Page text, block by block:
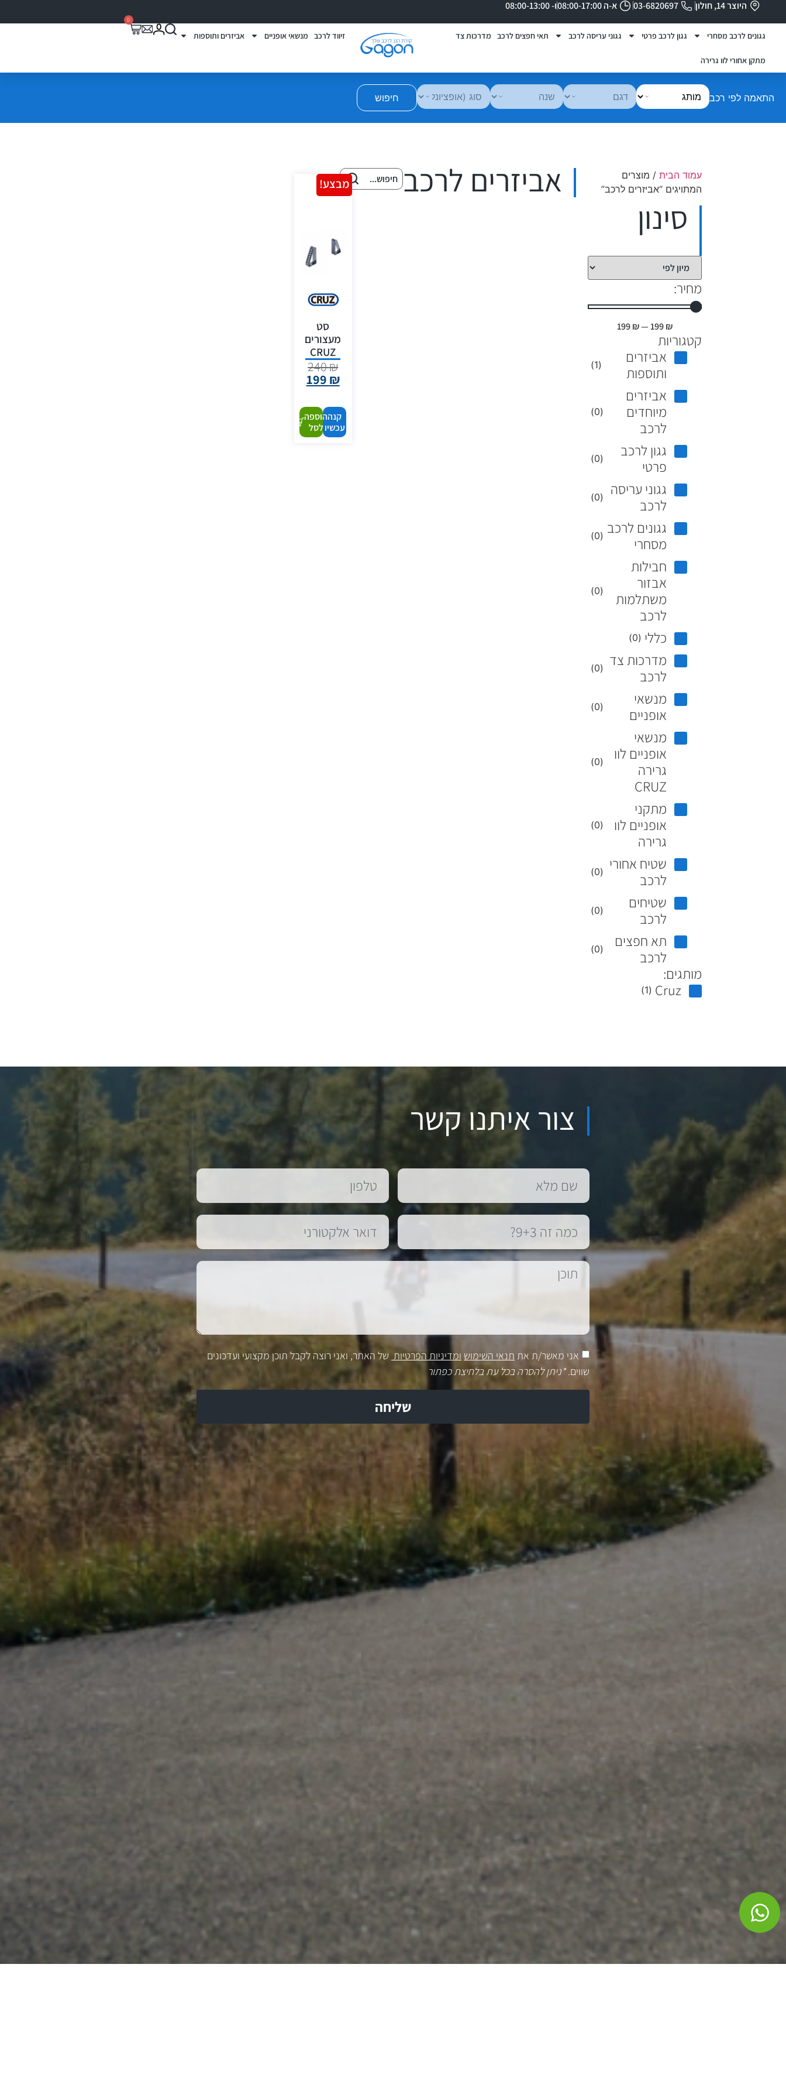
היוצר 14, חולון 03-6820697 א-ה 08:00-17:00 ו- 08:00-13:00
גגונים לרכב מסחרי גגון לרכב פרטי גגוני עריסה לרכב תאי חפצים לרכב מדרכות צד
מתקן אחורי לוו גרירה
זיווד לרכב מנשאי אופניים אביזרים ותוספות
0
התאמה לפי רכב חיפוש
עמוד הבית / מוצרים
המתויגים “אביזרים לרכב”
סינון
מחיר:
₪
199
—
₪
199
קטגוריות
אביזרים
ותוספות
(
1
)
אביזרים
מיוחדים
לרכב
(
0
)
גגון לרכב
פרטי
(
0
)
גגוני עריסה
לרכב
(
0
)
גגונים לרכב
מסחרי
(
0
)
חבילות
אבזור
משתלמות
לרכב
(
0
)
כללי (
0
)
מדרכות צד
לרכב
(
0
)
מנשאי
אופניים
(
0
)
מנשאי
אופניים לוו
גרירה
CRUZ
(
0
)
מתקני
אופניים לוו
גרירה
(
0
)
שטיח אחורי
לרכב
(
0
)
שטיחים
לרכב
(
0
)
תא חפצים
לרכב
(
0
)
מותגים:
Cruz
(
1
)
אביזרים לרכב
סט
מעצורים
CRUZ
240₪
199 ₪
קנה
עכשיו
הוספה
לסל
מבצע!
צור איתנו קשר
אני מאשר/ת את תנאי השימוש ומדיניות הפרטיות של האתר, ואני רוצה לקבל תוכן מקצועי ועדכונים
שווים.*ניתן להסרה בכל עת בלחיצת כפתור
שליחה